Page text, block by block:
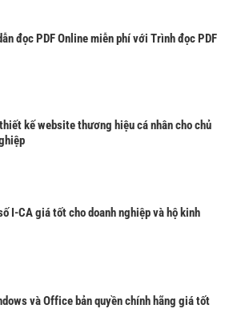
đọc PDF Online miễn phí với Trình đọc PDF
kế website thương hiệu cá nhân cho chủ
I-CA giá tốt cho doanh nghiệp và hộ kinh
và Office bản quyền chính hãng giá tốt